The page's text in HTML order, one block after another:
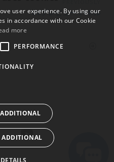
UVプレビュー パネル
ENGLISH
user experience. By using our
in accordance with our Cookie
more
PERFORMANCE
ADDITIONAL